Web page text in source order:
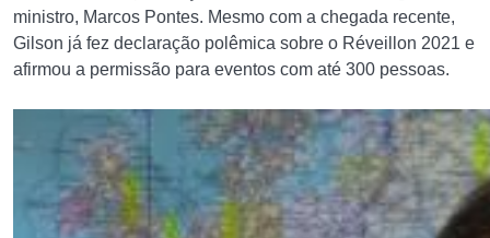
ministro, Marcos Pontes. Mesmo com a chegada recente,
Gilson já fez declaração polêmica sobre o Réveillon 2021 e
afirmou a permissão para eventos com até 300 pessoas.